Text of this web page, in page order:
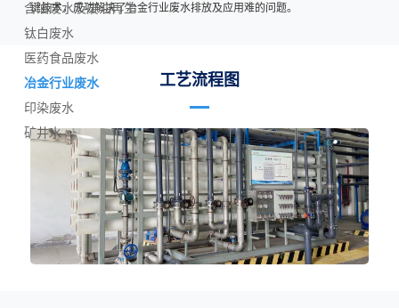
键技术，成功解决了冶金行业废水排放及应用难的问题。
工艺流程图
含油废水及废油再生
钛白废水
医药食品废水
冶金行业废水
印染废水
矿井水